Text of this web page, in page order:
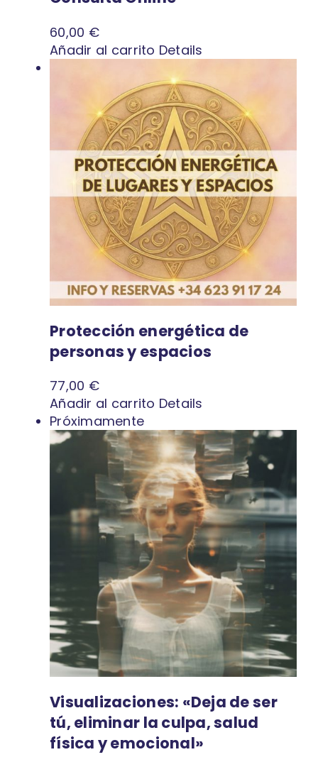
60,00 €
Añadir al carrito Details
Protección energética de
personas y espacios
77,00 €
Añadir al carrito Details
Próximamente
Visualizaciones: «Deja de ser
tú, eliminar la culpa, salud
física y emocional»